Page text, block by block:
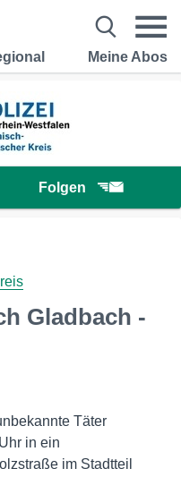
Meine Abos
Folgen
Gladbach -
Täter
in ein
im Stadtteil